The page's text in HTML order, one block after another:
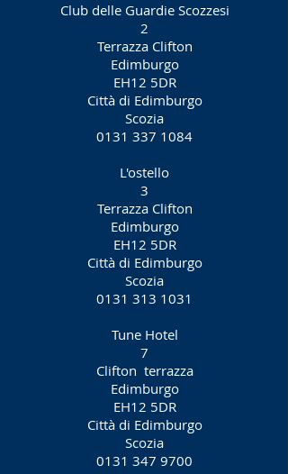
Club delle Guardie Scozzesi
2
Terrazza Clifton
Edimburgo
EH12 5DR
Città di Edimburgo
Scozia
0131 337 1084
L'ostello
3
Terrazza Clifton
Edimburgo
EH12 5DR
Città di Edimburgo
Scozia
0131 313 1031
Tune Hotel
7
Clifton terrazza
Edimburgo
EH12 5DR
Città di Edimburgo
Scozia
0131 347 9700